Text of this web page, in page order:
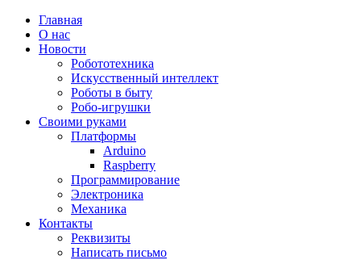
Главная
О нас
Новости
Робототехника
Искусственный интеллект
Роботы в быту
Робо-игрушки
Своими руками
Платформы
Arduino
Raspberry
Программирование
Электроника
Механика
Контакты
Реквизиты
Написать письмо